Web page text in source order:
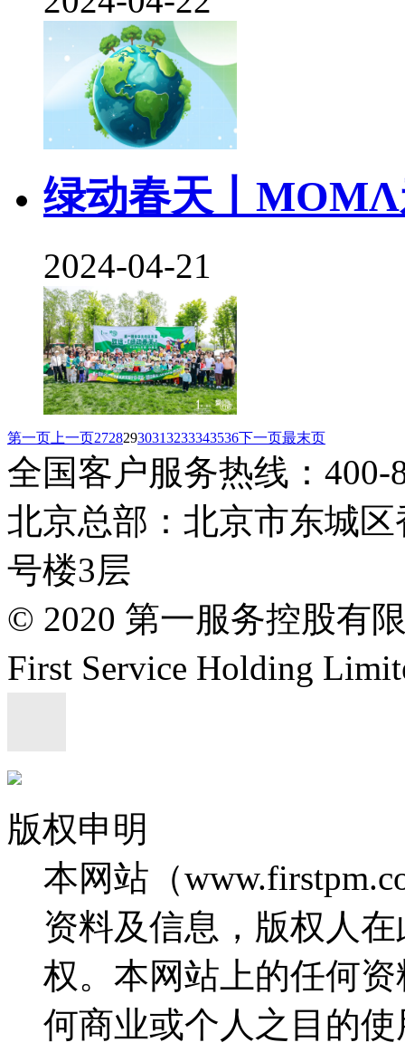
绿动春天丨
2024-04-21
第一页 上一页27282930313233343536下一页最末页
全国客户服务热线：400-
北京总部：北京市东城
号楼3层
© 2020 第一服务控股有
First Service Holding
版权申明
本网站（
资料及信息，版权人
权。本网站上的任何
何商业或个人之目的